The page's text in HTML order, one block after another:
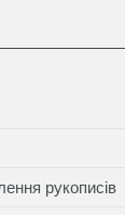
рукописів